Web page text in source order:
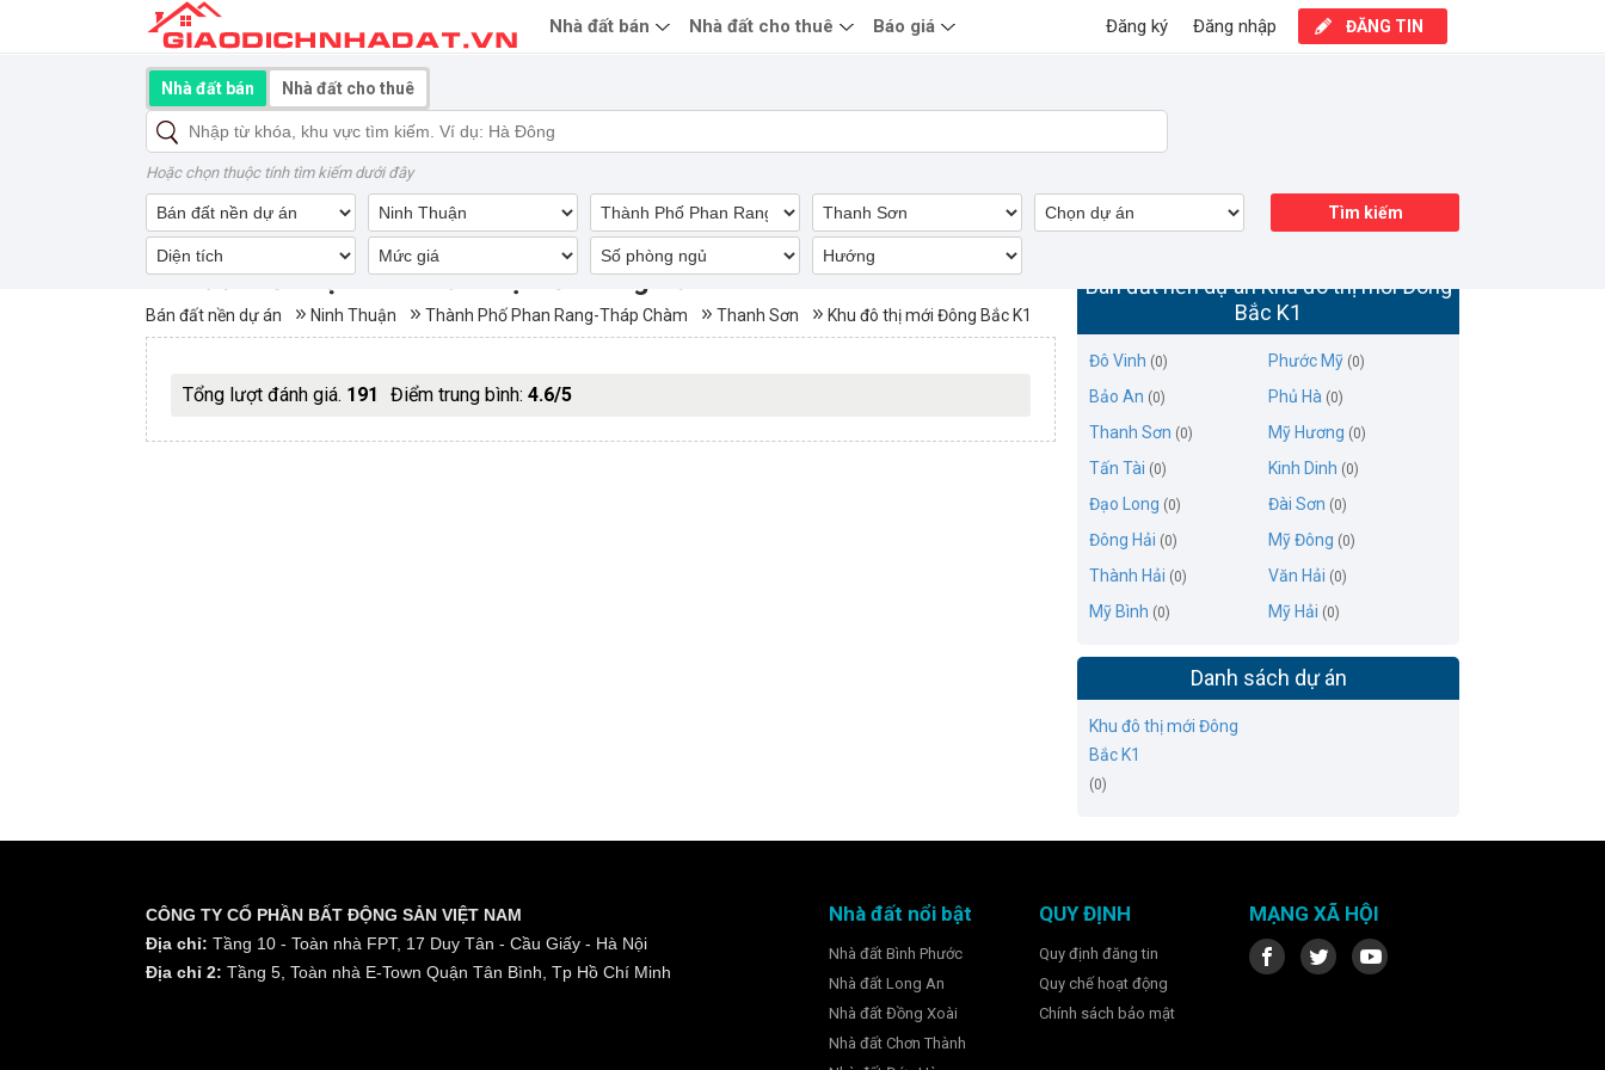
Bán đất nền dự án Khu đô thị mới Đông Bắc K1
Bán đất nền dự án Ninh Thuận Thành Phố Phan Rang-Tháp Chàm Thanh Sơn Khu đô thị mới Đông Bắc K1
Tổng lượt đánh giá. 191 Điểm trung bình: 4.6/5
Bán đất nền dự án Khu đô thị mới Đông
Bắc K1
Đô Vinh (0) Phước Mỹ (0)
Bảo An (0) Phủ Hà (0)
Thanh Sơn (0) Mỹ Hương (0)
Tấn Tài (0) Kinh Dinh (0)
Đạo Long (0) Đài Sơn (0)
Đông Hải (0) Mỹ Đông (0)
Thành Hải (0) Văn Hải (0)
Mỹ Bình (0) Mỹ Hải (0)
Danh sách dự án
Khu đô thị mới Đông
Bắc K1
(0)
Nhà đất bán Nhà đất cho thuê
Hoặc chọn thuộc tính tìm kiếm dưới đây
Tìm kiếm
Nhà đất bán Nhà đất cho thuê Báo giá ĐĂNG TIN
Đăng nhập
Đăng ký
CÔNG TY CỔ PHẦN BẤT ĐỘNG SẢN VIỆT NAM
Địa chỉ: Tầng 10 - Toàn nhà FPT, 17 Duy Tân - Cầu Giấy - Hà Nội
Địa chỉ 2: Tầng 5, Toàn nhà E-Town Quận Tân Bình, Tp Hồ Chí Minh
Nhà đất nổi bật
Nhà đất Bình Phước
Nhà đất Long An
Nhà đất Đồng Xoài
Nhà đất Chơn Thành
QUY ĐỊNH
Quy định đăng tin
Quy chế hoạt động
Chính sách bảo mật
MẠNG XÃ HỘI